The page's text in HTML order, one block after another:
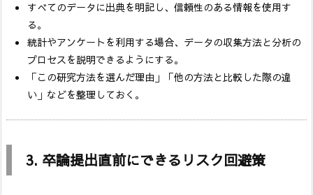
すべてのデータに出典を明記し、信頼性のある情報を使用す
る。
統計やアンケートを利用する場合、データの収集方法と分析の
プロセスを説明できるようにする。
「この研究方法を選んだ理由」「他の方法と比較した際の違
い」などを整理しておく。
3. 卒論提出直前にできるリスク回避策